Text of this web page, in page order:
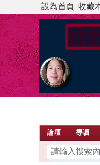
設為首頁 收藏
論壇 導讀